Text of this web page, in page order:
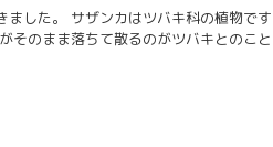
した。 サザンカはツバキ科の植物です
そのまま落ちて散るのがツバキとのこと